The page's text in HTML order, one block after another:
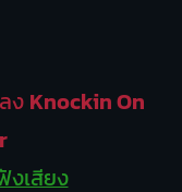
ง Knockin On
เสียง